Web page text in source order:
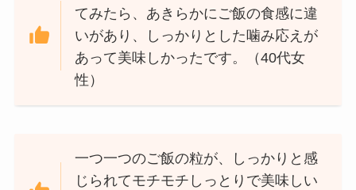
てみたら、あきらかにご飯の食感に違
いがあり、しっかりとした噛み応えが
あって美味しかったです。（40代女
性）
一つ一つのご飯の粒が、しっかりと感
じられてモチモチしっとりで美味しい